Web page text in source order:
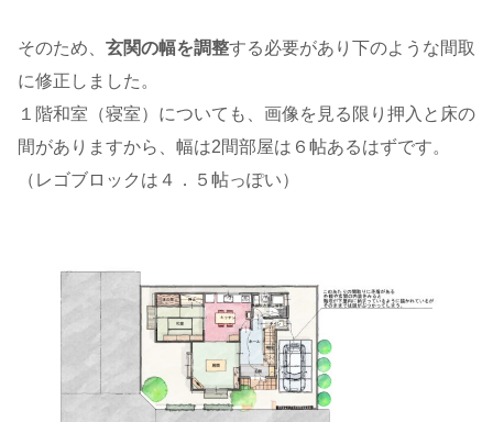
そのため、 玄関の幅を調整する必要があり下のような間取
に修正しました。
１階和室（寝室）についても、画像を見る限り押入と床の
間がありますから、幅は2間部屋は６帖あるはずです。
（レゴブロックは４．５帖っぽい）